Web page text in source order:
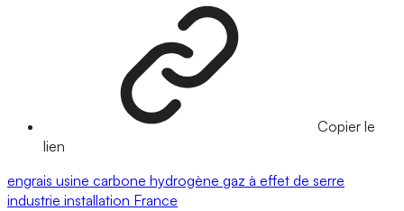
Copier le
lien
engrais usine carbone hydrogène gaz à effet de serre
industrie installation France